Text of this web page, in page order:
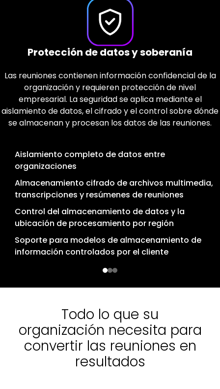
Protección de datos y soberanía
Las reuniones contienen información confidencial de la
organización y requieren protección de nivel
empresarial. La seguridad se aplica mediante el
aislamiento de datos, el cifrado y el control sobre dónde
se almacenan y procesan los datos de las reuniones.
Aislamiento completo de datos entre
organizaciones
Almacenamiento cifrado de archivos multimedia,
transcripciones y resúmenes de reuniones
Control del almacenamiento de datos y la
ubicación de procesamiento por región
Soporte para modelos de almacenamiento de
información controlados por el cliente
Autenticación empresarial y control de
acceso
El acceso al contenido de las reuniones se controla
mediante autenticación empresarial y permisos
basados en roles, y se mantienen registros auditables de
Integración de autenticación empresarial con
inicio de sesión único (SSO)
Control de acceso detallado basado en roles
(RBAC)
Registros de auditoría detallados para acceso y
acciones
Controles administrativos para gestionar el
acceso al contenido de las reuniones
Controles de privacidad y seguridad del
Solo se procesan las reuniones seleccionadas
explícitamente por los usuarios, con controles de
privacidad diseñados para cumplir con los requisitos
normativos. El procesamiento de IA se realiza utilizando
Solo se accede a las reuniones con invitación
explícita
Controles de privacidad alineados con
regulaciones como GDPR y CCPA
Control organizacional sobre las políticas de
retención de datos
empresariales con implementación regional
Todo lo que su
organización necesita para
convertir las reuniones en
resultados